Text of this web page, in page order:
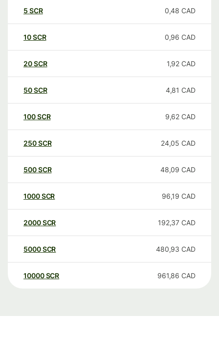
5 SCR 0,48 CAD
10SCR 0,96 CAD
20SCR 1,92 CAD
50SCR 4,81 CAD
100SCR 9,62 CAD
250SCR 24,05 CAD
500SCR 48,09 CAD
1000SCR 96,19 CAD
2000SCR 192,37 CAD
5000SCR 480,93 CAD
10000 SCR 961,86 CAD